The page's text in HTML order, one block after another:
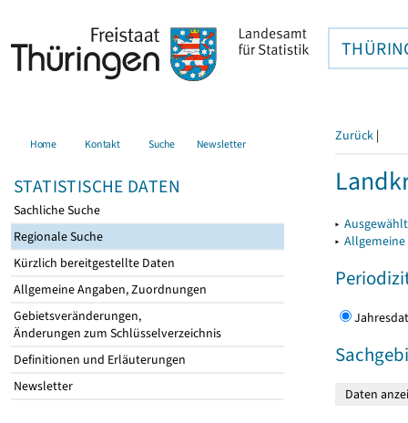
Home Kontakt Suche Newsletter
STATISTISCHE DATEN
Sachliche Suche
Regionale Suche
Kürzlich bereitgestellte Daten
Allgemeine Angaben, Zuordnungen
Gebietsveränderungen,
Änderungen zum Schlüsselverzeichnis
Definitionen und Erläuterungen
Newsletter
Zurück |
▸
▸